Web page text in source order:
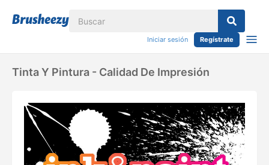
Iniciar sesión Regístrate
Tinta Y Pintura - Calidad De Impresión